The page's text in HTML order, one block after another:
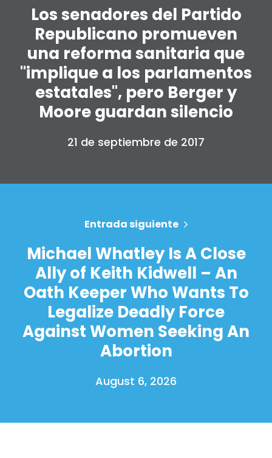
Los senadores del Partido
Republicano promueven
una reforma sanitaria que
"implique a los parlamentos
estatales", pero Berger y
Moore guardan silencio
21 de septiembre de 2017
Entrada siguiente
Michael Whatley Is A Close
Ally of Keith Kidwell – An
Oath Keeper Who Wants To
Legalize Deadly Force
Against Women Seeking An
Abortion
August 6, 2026